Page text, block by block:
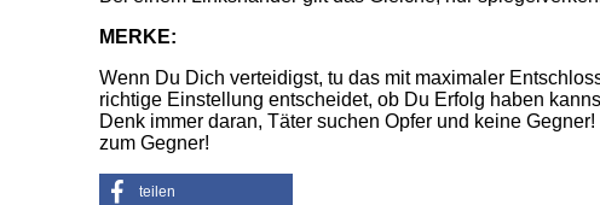
MERKE:
Wenn Du Dich verteidigst, tu das mit maximaler
richtige Einstellung entscheidet, ob Du Erfolg haben
Denk immer daran, Täter suchen Opfer und keine
zum Gegner!
teilen